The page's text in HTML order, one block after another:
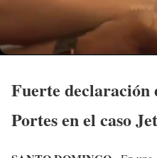
Fuerte declaración
Portes en el caso